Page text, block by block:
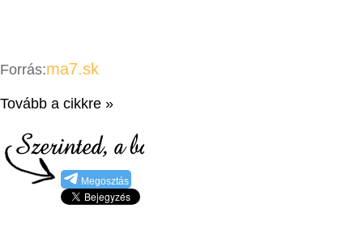
Forrás:ma7.sk
Tovább a cikkre »
Megosztás